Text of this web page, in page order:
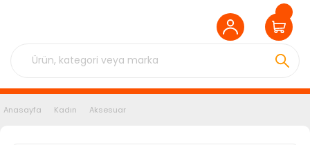
Anasayfa Kadın Aksesuar